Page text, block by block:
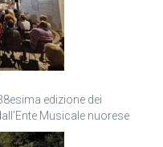
edizione dei
Musicale nuorese